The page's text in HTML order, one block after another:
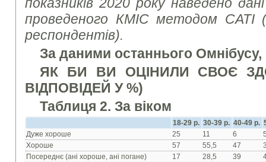
проведеного КМІС методом CATI
респондентів).
За даними останнього Омнібусу,
ЯК БИ ВИ ОЦІНИЛИ СВОЄ
ВІДПОВІДЕЙ У %)
Таблиця 2. За віком
18-29 р. 30-39 р. 40-49 р.
Дуже хороше
25 11 6
Хороше
57 55,5 47
Посереднє (ані хороше, ані погане)
17 28,5 39